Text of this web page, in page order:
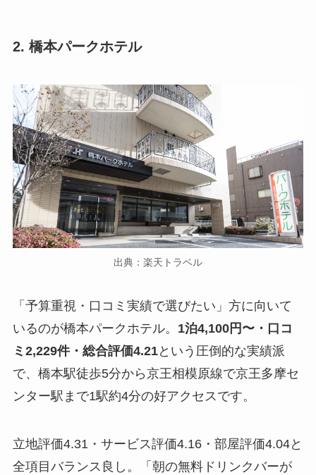
2. 橋本パークホテル
出典：楽天トラベル
「予算重視・口コミ実績で選びたい」方に向いて
いるのが橋本パークホテル。 1泊4,100円〜・口コ
ミ2,229件・総合評価4.21という圧倒的な実績派
で、橋本駅徒歩5分から京王相模原線で京王多摩セ
ンター駅まで1駅約4分の好アクセスです。
立地評価4.31・サービス評価4.16・部屋評価4.04と
全項目バランス良し。「朝の無料ドリンクバーが